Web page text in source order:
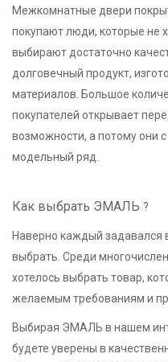
Межкомнатные двери
покупают люди, которые не
выбирают достаточно
долговечный продукт,
материалов. Большое
покупателей открывает
возможности, а потому они
модельный ряд.
Как выбрать ЭМАЛЬ ?
Наверно каждый задавался
выбрать. Среди
хотелось выбрать товар,
желаемым требованиям и
Выбирая ЭМАЛЬ в нашем
будете уверены в